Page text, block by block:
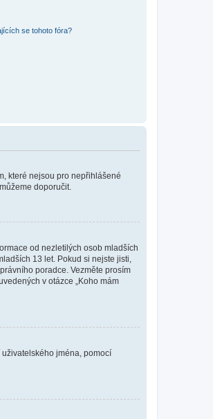
se tohoto fóra?
které nejsou pro nepřihlášené
doporučit.
od nezletilých osob mladších
13 let. Pokud si nejste jisti,
poradce. Vezměte prosím
v otázce „Koho mám
jména, pomocí